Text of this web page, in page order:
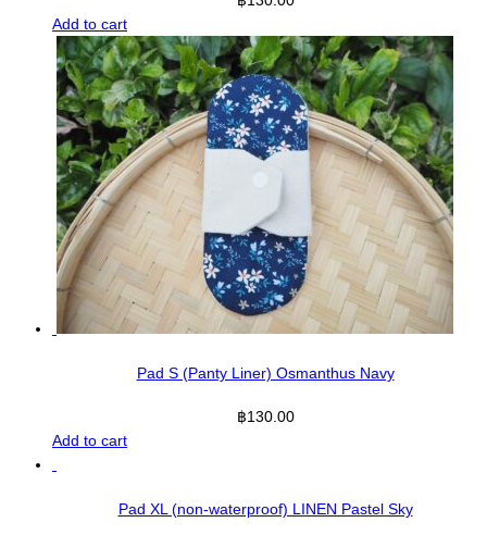
Add to cart
Pad S (Panty Liner) Osmanthus Navy
฿130.00
Add to cart
Pad XL (non-waterproof) LINEN Pastel Sky